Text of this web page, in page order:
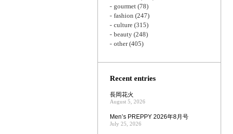
gourmet (78)
fashion (247)
culture (315)
beauty (248)
other(405)
Recent entries
長岡花火
August 5, 2026
Men’s PREPPY 2026年8月号
July 25, 2026